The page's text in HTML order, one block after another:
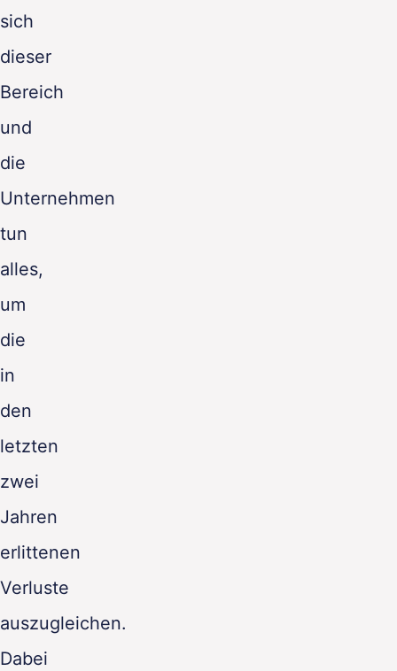
sich
dieser
Bereich
und
die
Unternehmen
tun
alles,
um
die
in
den
letzten
zwei
Jahren
erlittenen
Verluste
auszugleichen.
Dabei